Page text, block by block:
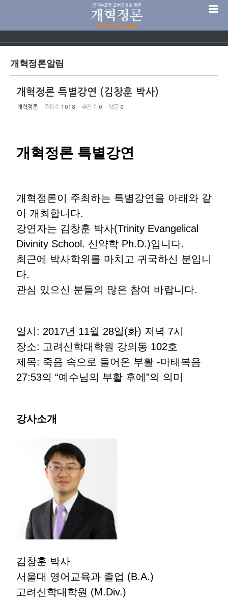
개혁정론알림
개혁정론 특별강연 (김창훈 박사)
개혁정론 조회 수 1018 추천 수 0 댓글 0
개혁정론 특별강연
개혁정론이 주최하는 특별강연을 아래와 같
이 개최합니다.
강연자는 김창훈 박사(Trinity Evangelical
Divinity School. 신약학 Ph.D.)입니다.
최근에 박사학위를 마치고 귀국하신 분입니
다.
관심 있으신 분들의 많은 참여 바랍니다.
일시: 2017년 11월 28일(화) 저녁 7시
장소: 고려신학대학원 강의동 102호
제목: 죽음 속으로 들어온 부활 -마태복음
27:53의 “예수님의 부활 후에”의 의미
강사소개
김창훈 박사
서울대 영어교육과 졸업 (B.A.)
고려신학대학원 (M.Div.)
Sketchbook5, 스케치북5
Sketchbook5, 스케치북5